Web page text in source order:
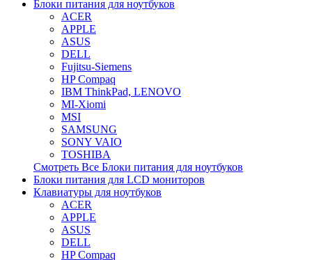
Блоки питания для ноутбуков
ACER
APPLE
ASUS
DELL
Fujitsu-Siemens
HP Compaq
IBM ThinkPad, LENOVO
MI-Xiomi
MSI
SAMSUNG
SONY VAIO
TOSHIBA
Смотреть Все Блоки питания для ноутбуков
Блоки питания для LCD мониторов
Клавиатуры для ноутбуков
ACER
APPLE
ASUS
DELL
HP Compaq